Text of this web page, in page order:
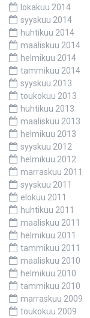
lokakuu 2014
syyskuu 2014
huhtikuu 2014
maaliskuu 2014
helmikuu 2014
tammikuu 2014
syyskuu 2013
toukokuu 2013
huhtikuu 2013
maaliskuu 2013
helmikuu 2013
syyskuu 2012
helmikuu 2012
marraskuu 2011
syyskuu 2011
elokuu 2011
huhtikuu 2011
maaliskuu 2011
helmikuu 2011
tammikuu 2011
maaliskuu 2010
helmikuu 2010
tammikuu 2010
marraskuu 2009
toukokuu 2009